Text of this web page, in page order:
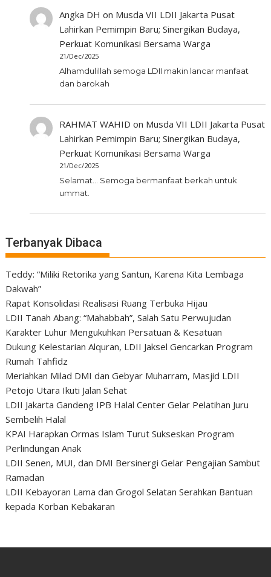
Angka DH on Musda VII LDII Jakarta Pusat
Lahirkan Pemimpin Baru; Sinergikan Budaya,
Perkuat Komunikasi Bersama Warga
21/Dec/2025
Alhamdulillah semoga LDII makin lancar manfaat
dan barokah
RAHMAT WAHID on Musda VII LDII Jakarta Pusat
Lahirkan Pemimpin Baru; Sinergikan Budaya,
Perkuat Komunikasi Bersama Warga
21/Dec/2025
Selamat... Semoga bermanfaat berkah untuk
ummat.
Terbanyak Dibaca
Teddy: “Miliki Retorika yang Santun, Karena Kita Lembaga
Dakwah”
Rapat Konsolidasi Realisasi Ruang Terbuka Hijau
LDII Tanah Abang: “Mahabbah”, Salah Satu Perwujudan
Karakter Luhur Mengukuhkan Persatuan & Kesatuan
Dukung Kelestarian Alquran, LDII Jaksel Gencarkan Program
Rumah Tahfidz
Meriahkan Milad DMI dan Gebyar Muharram, Masjid LDII
Petojo Utara Ikuti Jalan Sehat
LDII Jakarta Gandeng IPB Halal Center Gelar Pelatihan Juru
Sembelih Halal
KPAI Harapkan Ormas Islam Turut Sukseskan Program
Perlindungan Anak
LDII Senen, MUI, dan DMI Bersinergi Gelar Pengajian Sambut
Ramadan
LDII Kebayoran Lama dan Grogol Selatan Serahkan Bantuan
kepada Korban Kebakaran